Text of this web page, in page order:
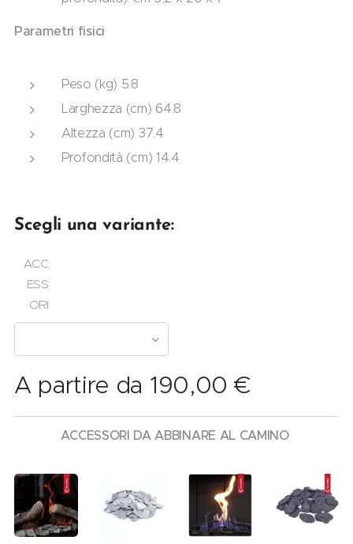
Parametri fisici
Peso (kg) 5.8
Larghezza (cm) 64.8
Altezza (cm) 37.4
Profondità (cm) 14.4
Scegli una variante:
ACC
ESS
ORI
A partire da 190,00 €
ACCESSORI DA ABBINARE AL CAMINO